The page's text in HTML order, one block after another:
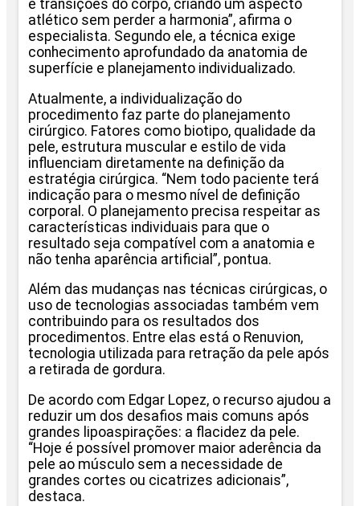
e transições do corpo, criando um aspecto
atlético sem perder a harmonia”, afirma o
especialista. Segundo ele, a técnica exige
conhecimento aprofundado da anatomia de
superfície e planejamento individualizado.
Atualmente, a individualização do
procedimento faz parte do planejamento
cirúrgico. Fatores como biotipo, qualidade da
pele, estrutura muscular e estilo de vida
influenciam diretamente na definição da
estratégia cirúrgica. “Nem todo paciente terá
indicação para o mesmo nível de definição
corporal. O planejamento precisa respeitar as
características individuais para que o
resultado seja compatível com a anatomia e
não tenha aparência artificial”, pontua.
Além das mudanças nas técnicas cirúrgicas, o
uso de tecnologias associadas também vem
contribuindo para os resultados dos
procedimentos. Entre elas está o Renuvion,
tecnologia utilizada para retração da pele após
a retirada de gordura.
De acordo com Edgar Lopez, o recurso ajudou a
reduzir um dos desafios mais comuns após
grandes lipoaspirações: a flacidez da pele.
“Hoje é possível promover maior aderência da
pele ao músculo sem a necessidade de
grandes cortes ou cicatrizes adicionais”,
destaca.